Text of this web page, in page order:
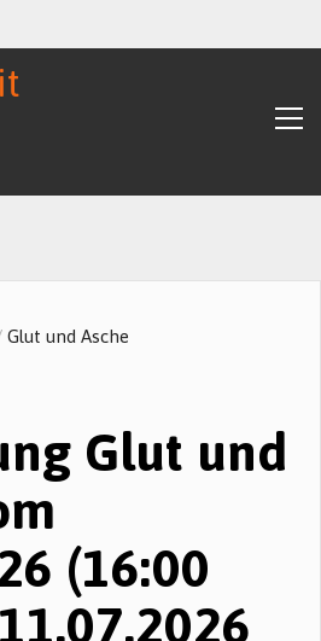
Glut und Asche
Glut und
(16:00